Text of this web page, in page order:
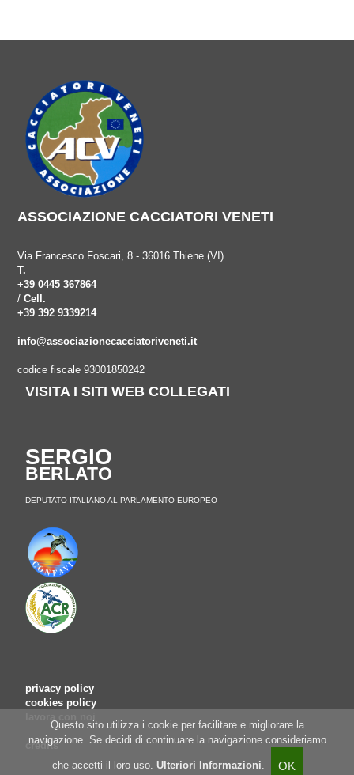
ASSOCIAZIONE CACCIATORI VENETI
Via Francesco Foscari, 8 - 36016 Thiene (VI)
T.
+39 0445 367864
/Cell.
+39 392 9339214
info@associazionecacciatoriveneti.it
codice fiscale 93001850242
VISITA I SITI WEB COLLEGATI
SERGIO
BERLATO
DEPUTATO ITALIANO AL PARLAMENTO EUROPEO
privacy policy
cookies policy
credits
Questo sito utilizza i cookie per facilitare e migliorare la
navigazione. Se decidi di continuare la navigazione consideriamo
che accetti il loro uso. Ulteriori Informazioni